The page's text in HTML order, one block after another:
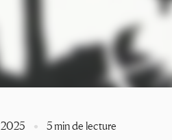
2025 5 min de lecture